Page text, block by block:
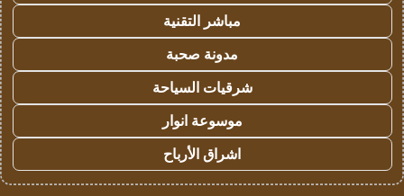
مباشر التقنية
مدونة صحبة
شرقيات السياحة
موسوعة انوار
اشراق الأرباح